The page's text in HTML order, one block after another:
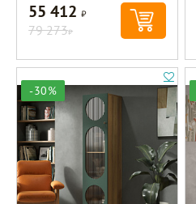
55 412Р
79 273Р
-30%